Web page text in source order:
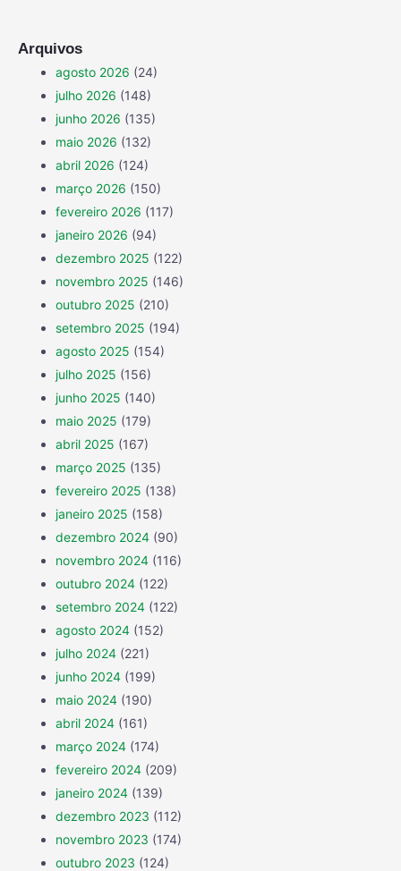
Arquivos
agosto 2026 (24)
julho 2026 (148)
junho 2026 (135)
maio 2026 (132)
abril 2026 (124)
março 2026 (150)
fevereiro 2026 (117)
janeiro 2026 (94)
dezembro 2025 (122)
novembro 2025 (146)
outubro 2025 (210)
setembro 2025 (194)
agosto 2025 (154)
julho 2025 (156)
junho 2025 (140)
maio 2025 (179)
abril 2025 (167)
março 2025 (135)
fevereiro 2025 (138)
janeiro 2025 (158)
dezembro 2024 (90)
novembro 2024 (116)
outubro 2024 (122)
setembro 2024 (122)
agosto 2024 (152)
julho 2024 (221)
junho 2024 (199)
maio 2024 (190)
abril 2024 (161)
março 2024 (174)
fevereiro 2024 (209)
janeiro 2024 (139)
dezembro 2023 (112)
novembro 2023 (174)
outubro 2023 (124)